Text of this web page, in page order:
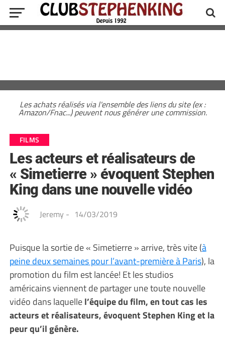
Les achats réalisés via l'ensemble des liens du site (ex :
Amazon/Fnac...) peuvent nous générer une commission.
FILMS
Les acteurs et réalisateurs de
« Simetierre » évoquent Stephen
King dans une nouvelle vidéo
Jeremy - 14/03/2019
Puisque la sortie de « Simetierre » arrive, très vite (à
peine deux semaines pour l’avant-première à Paris), la
promotion du film est lancée! Et les studios
américains viennent de partager une toute nouvelle
vidéo dans laquellel’équipe du film, en tout cas les
acteurs et réalisateurs, évoquent Stephen King et la
peur qu’il génère.